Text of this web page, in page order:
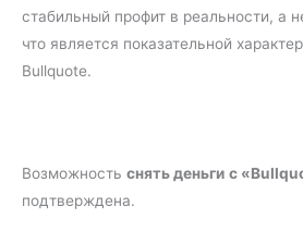
стабильный профит в реальности, а
что является показательной
Bullquote.
Возможность снять деньги с
подтверждена.